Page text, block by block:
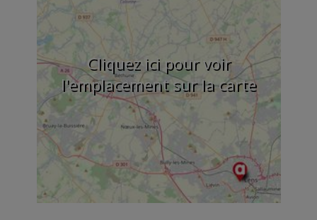
Cliquez ici pour voir
l'emplacement sur la carte